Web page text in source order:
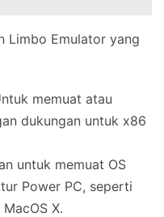
Limbo Emulator yang
memuat atau
dukungan untuk x86
untuk memuat OS
Power PC, seperti
X.